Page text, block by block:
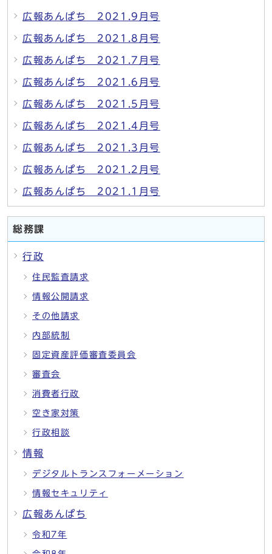
広報あんぱち 2021.9月号
広報あんぱち 2021.8月号
広報あんぱち 2021.7月号
広報あんぱち 2021.6月号
広報あんぱち 2021.5月号
広報あんぱち 2021.4月号
広報あんぱち 2021.3月号
広報あんぱち 2021.2月号
広報あんぱち 2021.1月号
総務課
行政
住民監査請求
情報公開請求
その他請求
内部統制
固定資産評価審査委員会
審査会
消費者行政
空き家対策
行政相談
情報
デジタルトランスフォーメーション
情報セキュリティ
広報あんぱち
令和7年